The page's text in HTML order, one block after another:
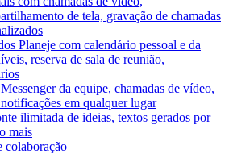
de tela, gravação de chamadas
Planeje com calendário pessoal e da
reserva de sala de reunião,
Messenger da equipe, chamadas de vídeo,
em qualquer lugar
ilimitada de ideias, textos gerados por
mais
colaboração